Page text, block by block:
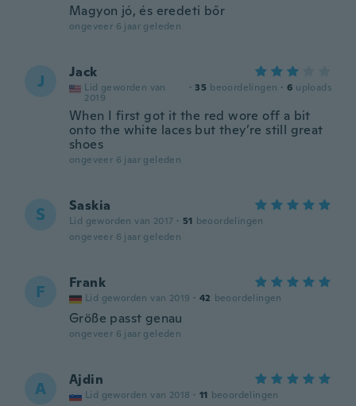
Magyon jó, és eredeti bőr
ongeveer 6 jaar geleden
J Jack
Lid geworden van
2019
· 35 beoordelingen · 6 uploads
When I first got it the red wore off a bit
onto the white laces but they’re still great
shoes
ongeveer 6 jaar geleden
S Saskia
Lid geworden van 2017 · 51 beoordelingen
ongeveer 6 jaar geleden
F Frank
Lid geworden van 2019 · 42 beoordelingen
Größe passt genau
ongeveer 6 jaar geleden
A Ajdin
Lid geworden van 2018 · 11 beoordelingen